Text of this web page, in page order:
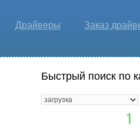
Драйверы Заказ
Быстрый поиск по